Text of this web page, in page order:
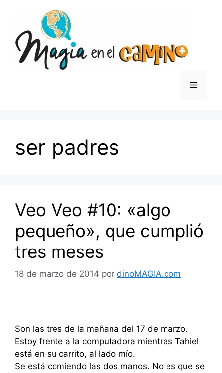
contenido
Menú
ser padres
Veo Veo #10: «algo
pequeño», que cumplió
tres meses
18 de marzo de 2014 por dinoMAGIA.com
Son las tres de la mañana del 17 de marzo.
Estoy frente a la computadora mientras Tahiel
está en su carrito, al lado mío.
Se está comiendo las dos manos. No es que se